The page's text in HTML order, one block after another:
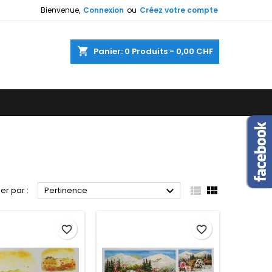
Bienvenue, Connexion ou Créez votre compte
shopping_cart Panier: 0 Produits - 0,00 CHF
par : Pertinence   
favorite_border favorite_border